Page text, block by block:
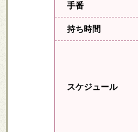
手番
持ち時間
スケジュール